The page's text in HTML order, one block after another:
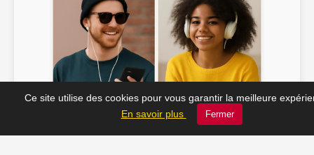
JC_13 ♫ Soline ♫
Ce site utilise des cookies pour vous garantir la meilleure
En savoir plus
Fermer